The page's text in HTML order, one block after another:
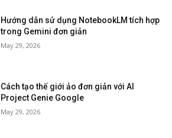
Hướng dẫn sử dụng NotebookLM tích hợp
trong Gemini đơn giản
May 29, 2026
Cách tạo thế giới ảo đơn giản với AI
Project Genie Google
May 29, 2026